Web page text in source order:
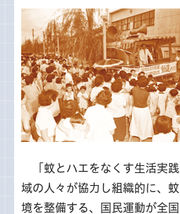
蚊とハエをなくす生活実
域の人々が協力し組織的に、
境を整備する、国民運動が全国